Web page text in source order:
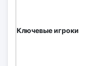
Ключевые игроки